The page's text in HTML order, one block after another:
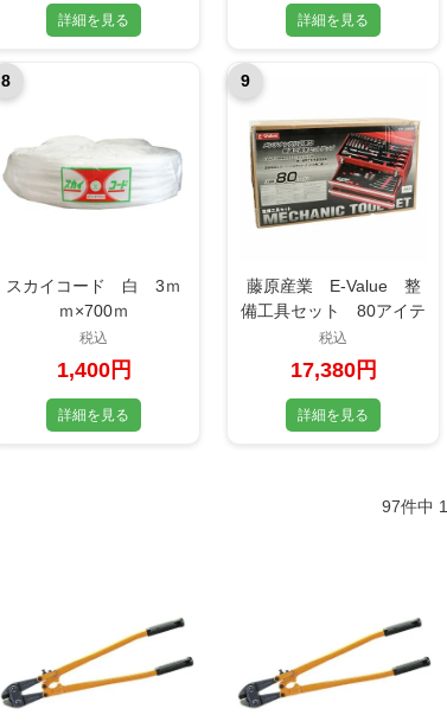
詳細を見る 詳細を見る
8
スカイコード 白 3ｍ
ｍ×700ｍ
税込
1,400円
詳細を見る
9
藤原産業 E-Value 整
備工具セット 80アイテ
ム EST-2280RE
税込
17,380円
詳細を見る
97件中 1